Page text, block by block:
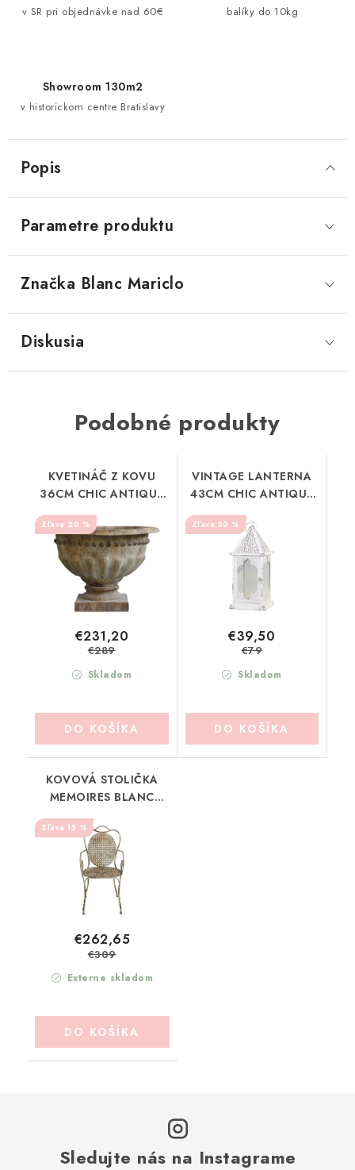
v SR pri objednávke nad 60€ balíky do 10kg
Showroom 130m2
v historickom centre Bratislavy
Popis
Parametre produktu
Značka Blanc Mariclo
Diskusia
Podobné produkty
KVETINÁČ Z KOVU
36CM CHIC ANTIQUE
(6554800)
20 %
Skladom
€231,20
€289
DO KOŠÍKA
VINTAGE LANTERNA
43CM CHIC ANTIQUE
(25065719)
50 %
Skladom
€39,50
€79
DO KOŠÍKA
KOVOVÁ STOLIČKA
MEMOIRES BLANC
15 %
Externe skladom
€262,65
€309
DO KOŠÍKA
Sledujte nás na Instagrame